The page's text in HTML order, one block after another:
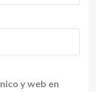
y web en